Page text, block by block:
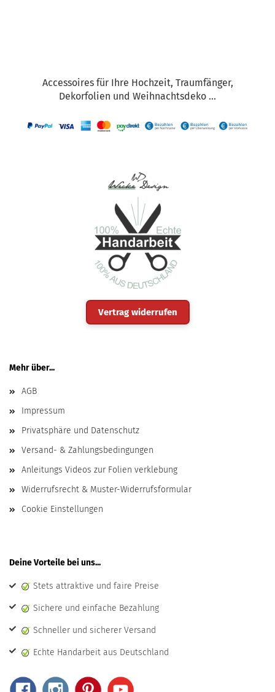
Accessoires für Ihre Hochzeit, Traumfänger,
Dekorfolien und Weihnachtsdeko ...
Vertrag widerrufen
Mehr über...
AGB
Impressum
Privatsphäre und Datenschutz
Versand- & Zahlungsbedingungen
Anleitungs Videos zur Folien verklebung
Widerrufsrecht & Muster-Widerrufsformular
Cookie Einstellungen
Deine Vorteile bei uns...
Stets attraktive und faire Preise
Sichere und einfache Bezahlung
Schneller und sicherer Versand
Echte Handarbeit aus Deutschland